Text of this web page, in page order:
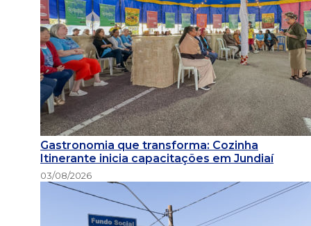
Gastronomia que transforma: Cozinha
Itinerante inicia capacitações em Jundiaí
03/08/2026